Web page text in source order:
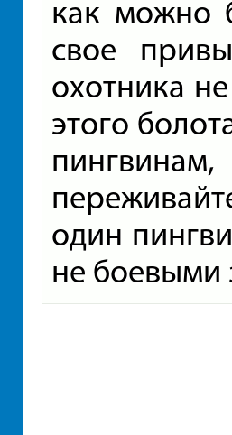
как можно
свое
охотника
этого
один
не боевыми